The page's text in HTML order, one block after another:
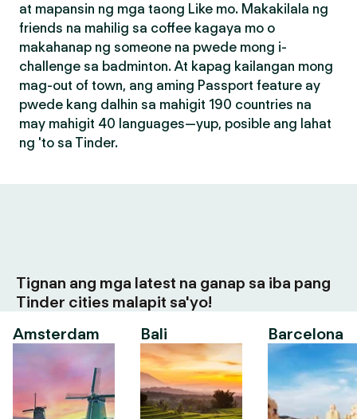
at mapansin ng mga taong Like mo. Makakilala ng
friends na mahilig sa coffee kagaya mo o
makahanap ng someone na pwede mong i-
challenge sa badminton. At kapag kailangan mong
mag-out of town, ang aming Passport feature ay
pwede kang dalhin sa mahigit 190 countries na
may mahigit 40 languages—yup, posible ang lahat
ng 'to sa Tinder.
Tignan ang mga latest na ganap sa iba pang
Tinder cities malapit sa'yo!
Amsterdam
Bali Barcelona